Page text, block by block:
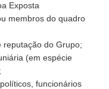
Exposta
membros do quadro
reputação do Grupo;
(em espécie
funcionários